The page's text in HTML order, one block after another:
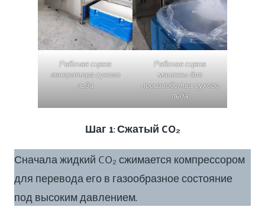
Рабочая сцена
генератора сухого
льда
Рабочая сцена
машины для
производства сухого
льда
Шаг 1:Сжатый CO₂
Сначала жидкий CO₂ сжимается компрессором
для перевода его в газообразное состояние
под высоким давлением.